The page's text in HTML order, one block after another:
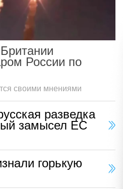
России по
своими мнениями
разведка
замысел ЕС
горькую